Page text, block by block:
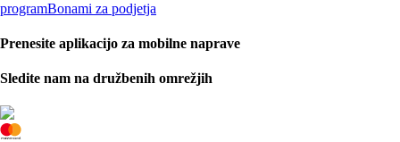
programBonami za podjetja
Prenesite aplikacijo za mobilne naprave
Sledite nam na družbenih omrežjih